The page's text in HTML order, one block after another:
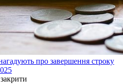
про завершення строку
закрити